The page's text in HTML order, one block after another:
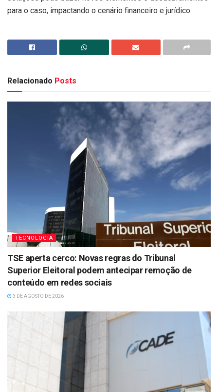
para o caso, impactando o cenário financeiro e jurídico.
Relacionado Posts
TECNOLOGIA
TSE aperta cerco: Novas regras do Tribunal
Superior Eleitoral podem antecipar remoção de
conteúdo em redes sociais
3 DE AGOSTO DE 2026